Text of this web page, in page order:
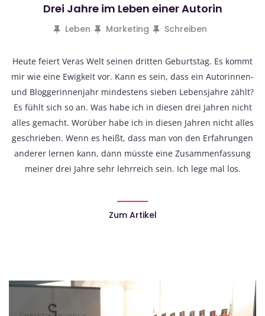
Drei Jahre im Leben einer Autorin
Leben Marketing Schreiben
Heute feiert Veras Welt seinen dritten Geburtstag. Es kommt
mir wie eine Ewigkeit vor. Kann es sein, dass ein Autorinnen-
und Bloggerinnenjahr mindestens sieben Lebensjahre zählt?
Es fühlt sich so an. Was habe ich in diesen drei Jahren nicht
alles gemacht. Worüber habe ich in diesen Jahren nicht alles
geschrieben. Wenn es heißt, dass man von den Erfahrungen
anderer lernen kann, dann müsste eine Zusammenfassung
meiner drei Jahre sehr lehrreich sein. Ich lege mal los.
Zum Artikel